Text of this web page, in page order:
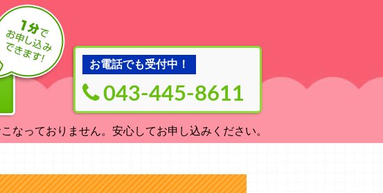
お電話でも受付中！
043-445-8611
っておりません。安心してお申し込みください。